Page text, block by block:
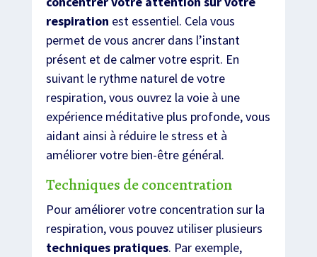
respiration est essentiel. Cela vous
permet de vous ancrer dans l’instant
présent et de calmer votre esprit. En
suivant le rythme naturel de votre
respiration, vous ouvrez la voie à une
expérience méditative plus profonde, vous
aidant ainsi à réduire le stress et à
améliorer votre bien-être général.
Techniques de concentration
Pour améliorer votre concentration sur la
respiration, vous pouvez utiliser plusieurs
techniques pratiques. Par exemple,